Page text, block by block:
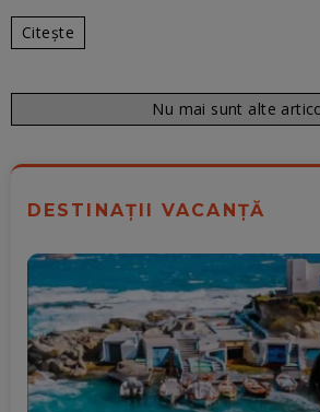
Citește
Nu mai sunt alte
DESTINAȚII VACANȚĂ